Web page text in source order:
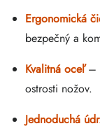
Ergonomická
bezpečný a
Kvalitná oceľ–
ostrosti nožov.
Jednoduchá